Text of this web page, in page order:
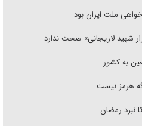
ملت ایران بود
شهید لاریجانی» صحت ندارد
هرمز نیست
نبرد رمضان